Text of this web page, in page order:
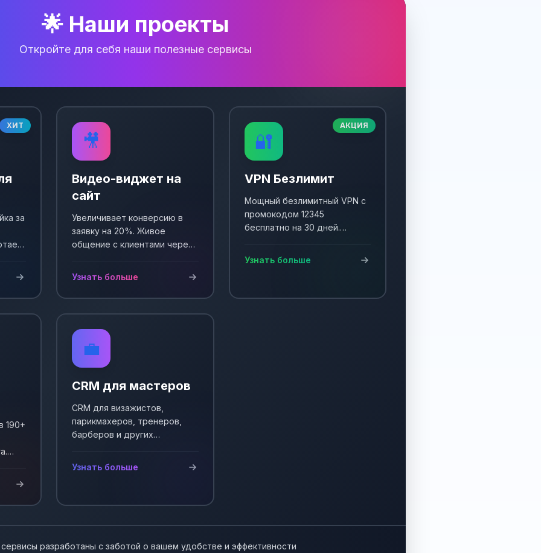
🌟 Наши проекты
Откройте для себя наши полезные сервисы
ХИТ
за
🎥
Видео-виджет на
сайт
Увеличивает конверсию в
заявку на 20%. Живое
общение с клиентами через
Узнать больше
АКЦИЯ
🔐
VPN Безлимит
Мощный безлимитный VPN с
промокодом 12345
бесплатно на 30 дней.
Узнать больше
190+
💼
CRM для мастеров
CRM для визажистов,
парикмахеров, тренеров,
барберов и других
Узнать больше
сервисы разработаны с заботой о вашем удобстве и эффективности